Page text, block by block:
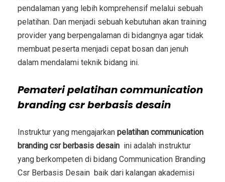
pendalaman yang lebih komprehensif melalui sebuah
pelatihan. Dan menjadi sebuah kebutuhan akan training
provider yang berpengalaman di bidangnya agar tidak
membuat peserta menjadi cepat bosan dan jenuh
dalam mendalami teknik bidang ini.
Pemateripelatihan communication
branding csr berbasis desain
Instruktur yang mengajarkan pelatihan communication
branding csr berbasis desain ini adalah instruktur
yang berkompeten di bidang Communication Branding
Csr Berbasis Desain baik dari kalangan akademisi